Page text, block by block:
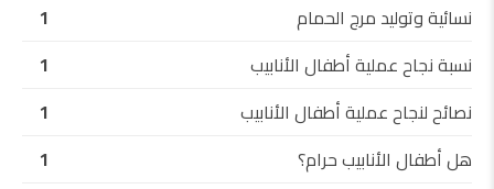
نسائية وتوليد مرج الحمام
1
نسبة نجاح عملية أطفال الأنابيب
1
نصائح لنجاح عملية أطفال الأنابيب
1
هل أطفال الأنابيب حرام؟
1